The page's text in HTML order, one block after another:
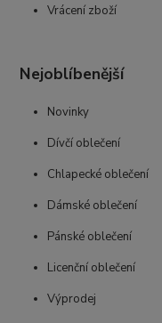
Vrácení zboží
Nejoblíbenější
Novinky
Dívčí oblečení
Chlapecké oblečení
Dámské oblečení
Pánské oblečení
Licenční oblečení
Výprodej